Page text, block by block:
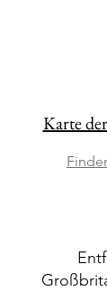
Karte